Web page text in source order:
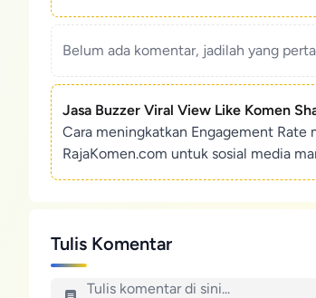
Belum ada komentar, jadilah yang
Jasa Buzzer Viral View Like Komen
Cara meningkatkan Engagement Rate
RajaKomen.com untuk sosial media
Tulis Komentar